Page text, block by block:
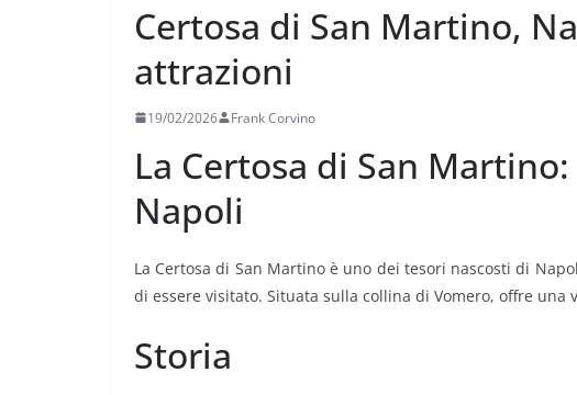
Certosa di San Martino,
attrazioni
19/02/2026 Frank Corvino
La Certosa di San
Napoli
La Certosa di San Martino è uno dei tesori nascosti di
di essere visitato. Situata sulla collina di Vomero, offre una
Storia